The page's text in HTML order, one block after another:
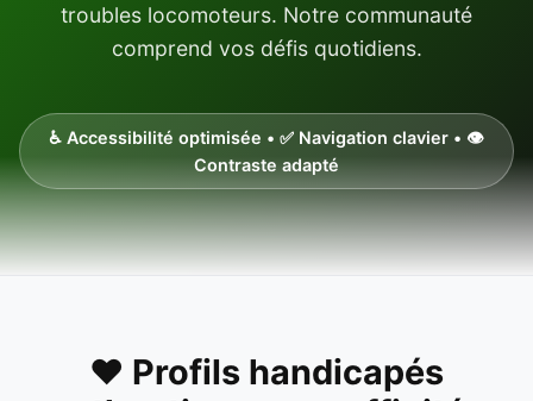
troubles locomoteurs. Notre communauté
comprend vos défis quotidiens.
♿ Accessibilité optimisée • ✅ Navigation clavier • 👁️
Contraste adapté
❤️ Profils handicapés